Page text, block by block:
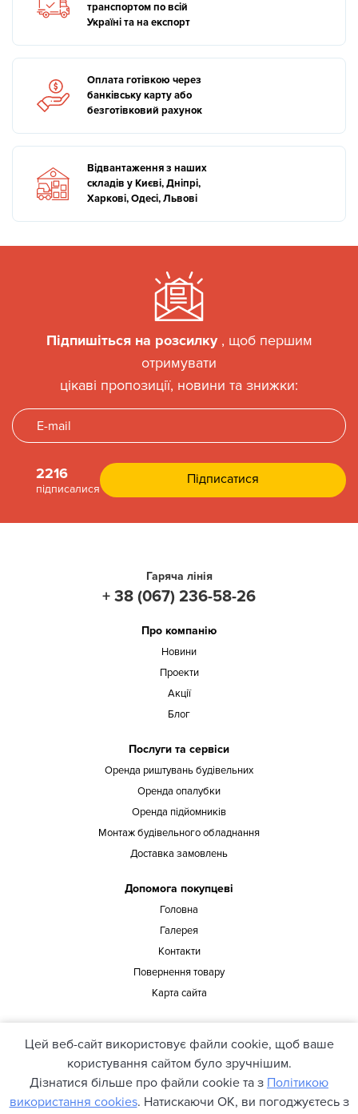
транспортом по всій
Україні та на експорт
Оплата готівкою через
банківську карту або
безготівковий рахунок
Відвантаження з наших
складів у Києві, Дніпрі,
Харкові, Одесі, Львові
Підпишіться на розсилку , щоб першим
отримувати
цікаві пропозиції, новини та знижки:
2216
підписалися
Цей веб-сайт використовує файли cookie, щоб ваше
користування сайтом було зручнішим.
Дізнатися більше про файли cookie та з Політикою
використання cookies. Натискаючи ОК, ви погоджуєтесь з
Гаряча лінія
+ 38 (067) 236-58-26
Про компанію
Новини
Проекти
Акції
Блог
Послуги та сервіси
Оренда риштувань будівельних
Оренда опалубки
Оренда підйомників
Монтаж будівельного обладнання
Доставка замовлень
Допомога покупцеві
Головна
Галерея
Контакти
Повернення товару
Карта сайта
офіс 429, вул. Предславинська 37, Київ, 03150, Україна